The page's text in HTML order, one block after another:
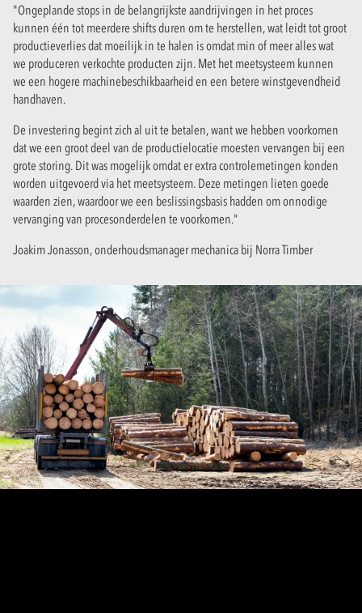
"Ongeplande stops in de belangrijkste aandrijvingen in het proces
kunnen één tot meerdere shifts duren om te herstellen, wat leidt tot groot
productieverlies dat moeilijk in te halen is omdat min of meer alles wat
we produceren verkochte producten zijn. Met het meetsysteem kunnen
we een hogere machinebeschikbaarheid en een betere winstgevendheid
handhaven.
De investering begint zich al uit te betalen, want we hebben voorkomen
dat we een groot deel van de productielocatie moesten vervangen bij een
grote storing. Dit was mogelijk omdat er extra controlemetingen konden
worden uitgevoerd via het meetsysteem. Deze metingen lieten goede
waarden zien, waardoor we een beslissingsbasis hadden om onnodige
vervanging van procesonderdelen te voorkomen."
Joakim Jonasson, onderhoudsmanager mechanica bij Norra Timber